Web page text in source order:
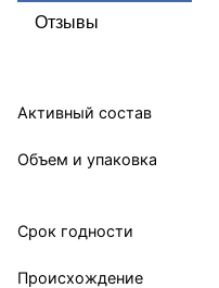
Отзывы
Активный состав
Объем и упаковка
Срок годности
Происхождение